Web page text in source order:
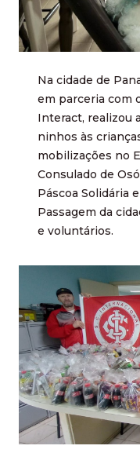
Na cidade de
em parceria com
Interact, realizou
ninhos às
mobilizações no
Consulado de
Páscoa Solidária
Passagem da
e voluntários.